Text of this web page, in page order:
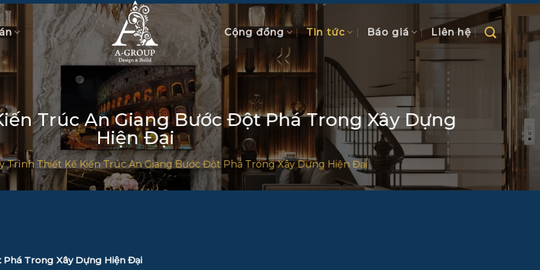
Cộng đồng Tin tức Báo giá Liên hệ
Trúc An Giang Bước Đột Phá Trong Xây Dựng
Hiện Đại
Trình Thiết Kế Kiến Trúc An Giang Bước Đột Phá Trong Xây Dựng Hiện Đại
Trong Xây Dựng Hiện Đại